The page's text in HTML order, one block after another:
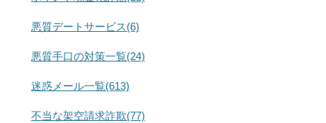
悪質デートサービス(6)
悪質手口の対策一覧(24)
迷惑メール一覧(613)
不当な架空請求詐欺(77)